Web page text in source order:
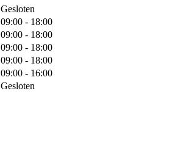
Gesloten
09:00 - 18:00
09:00 - 18:00
09:00 - 18:00
09:00 - 18:00
09:00 - 16:00
Gesloten